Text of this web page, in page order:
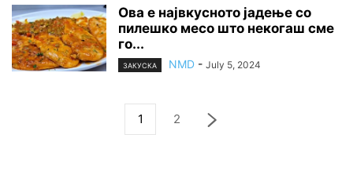
Ова е највкусното јадење со
пилешко месо што некогаш сме
го...
ЗАКУСКА NMD - July 5, 2024
1 2